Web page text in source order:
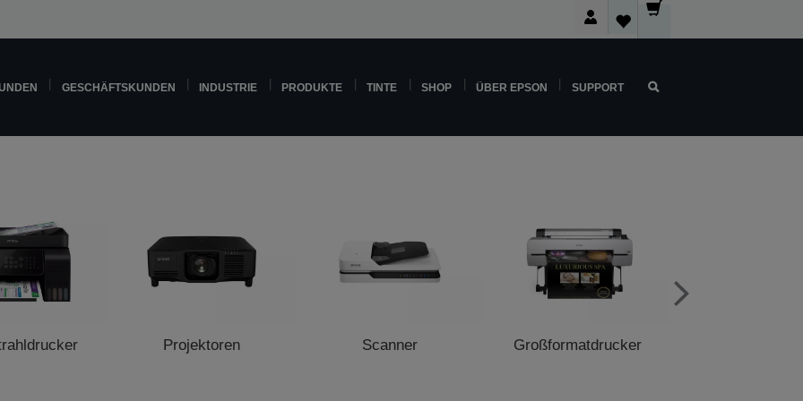
GESCHÄFTSKUNDEN INDUSTRIE PRODUKTE TINTE SHOP ÜBER EPSON SUPPORT
Projektoren Scanner Großformatdrucker